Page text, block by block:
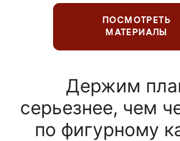
ПОСМОТРЕТЬ
МАТЕРИАЛЫ
Держим
серьезнее, чем
по фигурному